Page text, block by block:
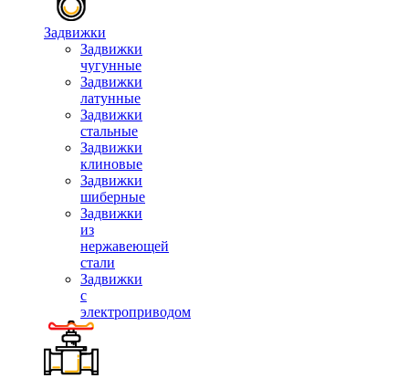
Задвижки
Задвижки
чугунные
Задвижки
латунные
Задвижки
стальные
Задвижки
клиновые
Задвижки
шиберные
Задвижки
из
нержавеющей
стали
Задвижки
с
электроприводом